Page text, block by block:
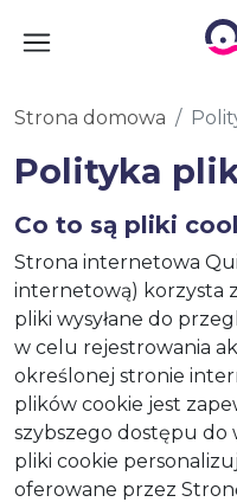
Strona domowa
Polityka
Co to są pliki
Strona internetowa
internetową) korzysta
pliki wysyłane do
w celu rejestrowania
określonej stronie
plików cookie jest
szybszego dostępu do
pliki cookie
oferowane przez